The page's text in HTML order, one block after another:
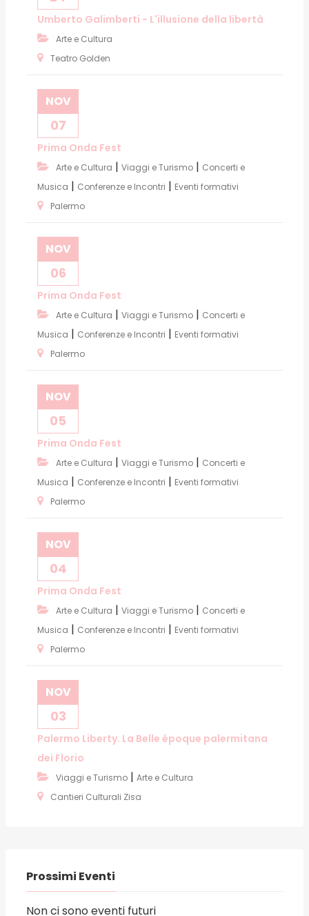
Umberto Galimberti - L'illusione della libertà
Arte e Cultura
Teatro Golden
NOV
07
Prima Onda Fest
Arte e Cultura | Viaggi e Turismo | Concerti e
Musica | Conferenze e Incontri | Eventi formativi
Palermo
NOV
06
Prima Onda Fest
Arte e Cultura | Viaggi e Turismo | Concerti e
Musica | Conferenze e Incontri | Eventi formativi
Palermo
NOV
05
Prima Onda Fest
Arte e Cultura | Viaggi e Turismo | Concerti e
Musica | Conferenze e Incontri | Eventi formativi
Palermo
NOV
04
Prima Onda Fest
Arte e Cultura | Viaggi e Turismo | Concerti e
Musica | Conferenze e Incontri | Eventi formativi
Palermo
NOV
03
Palermo Liberty. La Belle époque palermitana
dei Florio
Viaggi e Turismo | Arte e Cultura
Cantieri Culturali Zisa
Prossimi Eventi
Non ci sono eventi futuri